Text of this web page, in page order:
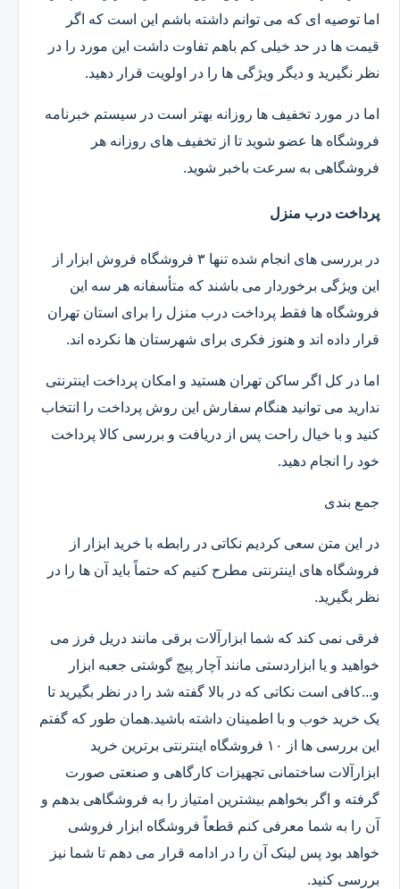
اما توصیه ای که می توانم داشته باشم این است که اگر
قیمت ها در حد خیلی کم باهم تفاوت داشت این مورد را در
نظر نگیرید و دیگر ویژگی ها را در اولویت قرار دهید.
اما در مورد تخفیف ها روزانه بهتر است در سیستم خبرنامه
فروشگاه ها عضو شوید تا از تخفیف های روزانه هر
فروشگاهی به سرعت باخبر شوید.
پرداخت درب منزل
در بررسی های انجام شده تنها ۳ فروشگاه فروش ابزار از
این ویژگی برخوردار می باشند که متأسفانه هر سه این
فروشگاه ها فقط پرداخت درب منزل را برای استان تهران
قرار داده اند و هنوز فکری برای شهرستان ها نکرده اند.
اما در کل اگر ساکن تهران هستید و امکان پرداخت اینترنتی
ندارید می توانید هنگام سفارش این روش پرداخت را انتخاب
کنید و با خیال راحت پس از دریافت و بررسی کالا پرداخت
خود را انجام دهید.
جمع بندی
در این متن سعی کردیم نکاتی در رابطه با خرید ابزار از
فروشگاه های اینترنتی مطرح کنیم که حتماً باید آن ها را در
نظر بگیرید.
فرقی نمی کند که شما ابزارآلات برقی مانند دریل فرز می
خواهید و یا ابزاردستی مانند آچار پیچ گوشتی جعبه ابزار
و...کافی است نکاتی که در بالا گفته شد را در نظر بگیرید تا
یک خرید خوب و با اطمینان داشته باشید.همان طور که گفتم
این بررسی ها از ۱۰ فروشگاه اینترنتی برترین خرید
ابزارآلات ساختمانی تجهیزات کارگاهی و صنعتی صورت
گرفته و اگر بخواهم بیشترین امتیاز را به فروشگاهی بدهم و
آن را به شما معرفی کنم قطعاً فروشگاه ابزار فروشی
خواهد بود پس لینک آن را در ادامه قرار می دهم تا شما نیز
بررسی کنید.